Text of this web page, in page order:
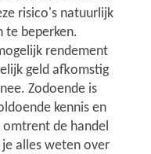
risico's natuurlijk
te beperken.
rendement
geld afkomstig
Zodoende is
kennis en
de handel
alles weten over